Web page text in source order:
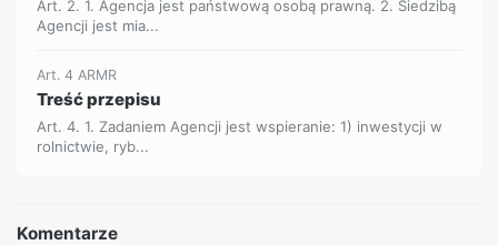
Art. 2. 1. Agencja jest państwową osobą prawną. 2. Siedzibą
Agencji jest mia...
Art. 4 ARMR
Treść przepisu
Art. 4. 1. Zadaniem Agencji jest wspieranie: 1) inwestycji w
rolnictwie, ryb...
Komentarze